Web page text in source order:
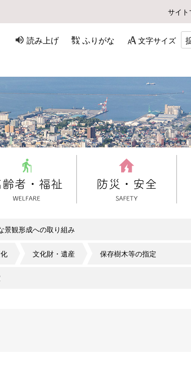
サイ
読み上げ ふりがな 文字サイズ
景観形成への取り組み
文化財・遺産 保存樹木等の指定